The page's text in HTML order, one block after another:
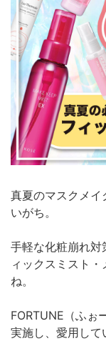
真夏のマスクメイ
いがち。
手軽な化粧崩れ対
ィックスミスト
ね。
FORTUNE（ふぉ
実施し、愛用し